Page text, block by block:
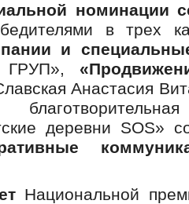
номинации
в трех
и
Анастасия
деревни SOS»
Национальной